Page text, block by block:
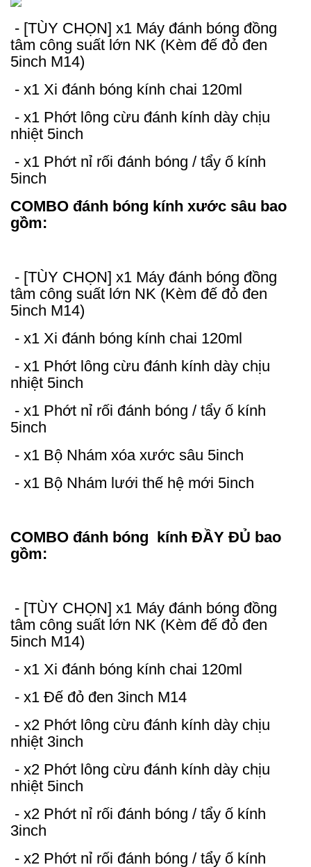
- [TÙY CHỌN] x1 Máy đánh bóng đồng
tâm công suất lớn NK (Kèm đế đỏ đen
5inch M14)
- x1 Xi đánh bóng kính chai 120ml
- x1 Phớt lông cừu đánh kính dày chịu
nhiệt 5inch
- x1 Phớt nỉ rối đánh bóng / tẩy ố kính
5inch
COMBO đánh bóng kính xước sâu bao
gồm:
- [TÙY CHỌN] x1 Máy đánh bóng đồng
tâm công suất lớn NK (Kèm đế đỏ đen
5inch M14)
- x1 Xi đánh bóng kính chai 120ml
- x1 Phớt lông cừu đánh kính dày chịu
nhiệt 5inch
- x1 Phớt nỉ rối đánh bóng / tẩy ố kính
5inch
- x1 Bộ Nhám xóa xước sâu 5inch
- x1 Bộ Nhám lưới thế hệ mới 5inch
COMBO đánh bóng kính ĐẦY ĐỦ bao
gồm:
- [TÙY CHỌN] x1 Máy đánh bóng đồng
tâm công suất lớn NK (Kèm đế đỏ đen
5inch M14)
- x1 Xi đánh bóng kính chai 120ml
- x1 Đế đỏ đen 3inch M14
- x2 Phớt lông cừu đánh kính dày chịu
nhiệt 3inch
- x2 Phớt lông cừu đánh kính dày chịu
nhiệt 5inch
- x2 Phớt nỉ rối đánh bóng / tẩy ố kính
3inch
- x2 Phớt nỉ rối đánh bóng / tẩy ố kính